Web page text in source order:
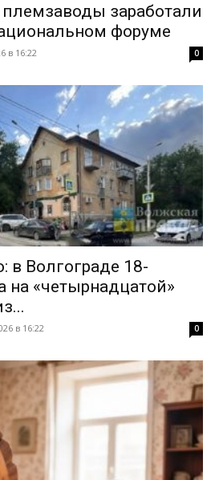
заработали
форуме
в 16:22 0
в Волгограде 18-
на «четырнадцатой»
в 16:22 0